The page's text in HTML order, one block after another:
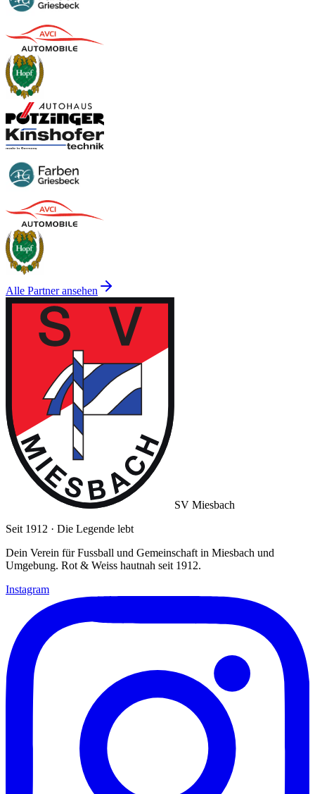
Alle Partner ansehen
SV Miesbach
Seit 1912 · Die Legende lebt
Dein Verein für Fussball und Gemeinschaft in Miesbach und
Umgebung. Rot & Weiss hautnah seit 1912.
Instagram